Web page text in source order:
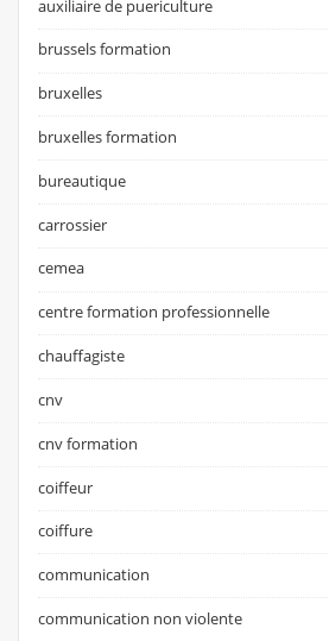
auxiliaire de puericulture
brussels formation
bruxelles
bruxelles formation
bureautique
carrossier
cemea
centre formation professionnelle
chauffagiste
cnv
cnv formation
coiffeur
coiffure
communication
communication non violente